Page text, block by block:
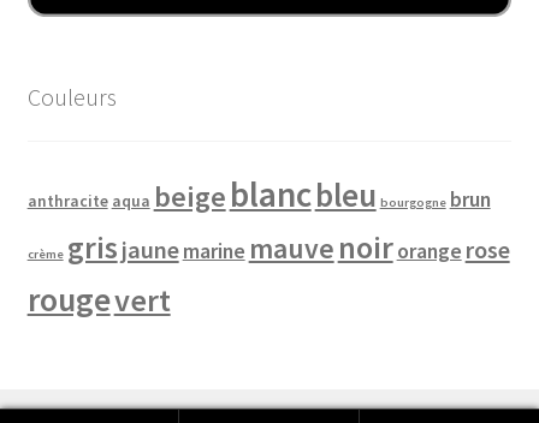
Couleurs
anthracite aqua beigeblancbleu bourgogne brun
crème grisjaunemarine mauve noirorange rose
rougevert